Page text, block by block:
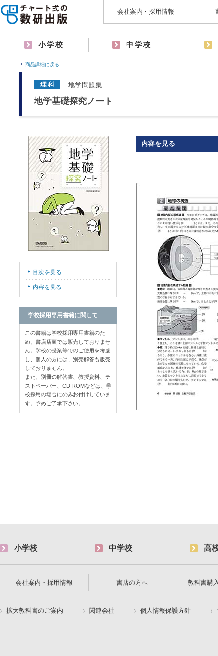
会社案内・採用情報
小学校 中学校
商品詳細に戻る
地学問題集
地学基礎探究ノート
内容を見る
目次を見る
内容を見る
学校採用専用書籍に関して
この書籍は学校採用専用書籍のた
め、書店店頭では販売しておりませ
ん。学校の授業等でのご使用を考慮
し、個人の方には、別売解答も販売
しておりません。
また、別冊の解答書、教授資料、テ
ストペーパー、CD-ROMなどは、学
校採用の場合にのみお付けしていま
す。予めご了承下さい。
小学校 中学校 高
会社案内・採用情報 書店の方へ 教科書購
拡大教科書のご案内 関連会社 個人情報保護方針